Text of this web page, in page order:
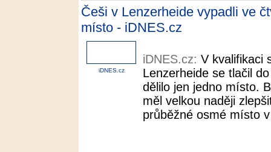
Češi v Lenzerheide vypadli ve
místo - iDNES.cz
iDNES.cz
iDNES.cz: V kvalifikaci
Lenzerheide se tlačil
dělilo jen jedno místo.
měl velkou naději
průběžné osmé místo